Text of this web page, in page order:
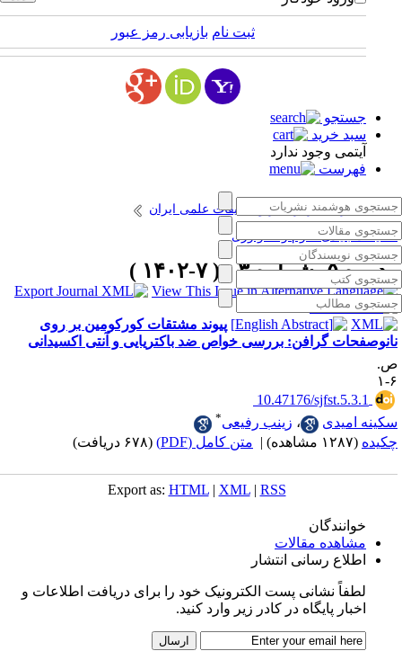
ثبت نام بازیابی رمز عبور
جستجو
سبد خرید
آیتمی وجود ندارد
فهرست
انتشارات مرکز نشر و تحقیقات علمی ایران
بنیادی علوم و تکنولوژی
دوره ۵، شماره ۳ - ( ۷-۱۴۰۲ )
پیوند مشتقات کورکومین بر روی
گرافن: بررسی خواص ضد باکتریایی و آنتی اکسیدانی
‎ 10.47176/sjfst.5.3.1
امیدی
،زینب رفیعی
(۱۲۸۷ مشاهده) | متن کامل (PDF) (۶۷۸ دریافت)
Export as:HTML |XML |RSS
خوانندگان
مشاهده مقالات
اطلاع رسانی انتشار
لطفاً نشانی پست الکترونیک خود را برای دریافت اطلاعات و
اخبار پایگاه در کادر زیر وارد کنید.